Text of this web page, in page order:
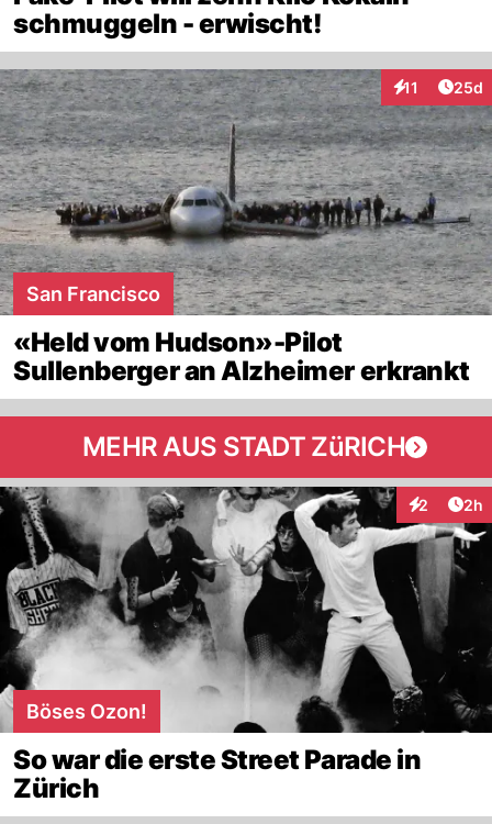
schmuggeln - erwischt!
11
Interaktionen
25d
San Francisco
«Held vom Hudson»-Pilot
Sullenberger an Alzheimer erkrankt
MEHR AUS STADT ZüRICH
2 2h
Böses Ozon!
So war die erste Street Parade in
Zürich